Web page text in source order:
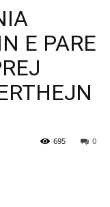
E PARE
0
695